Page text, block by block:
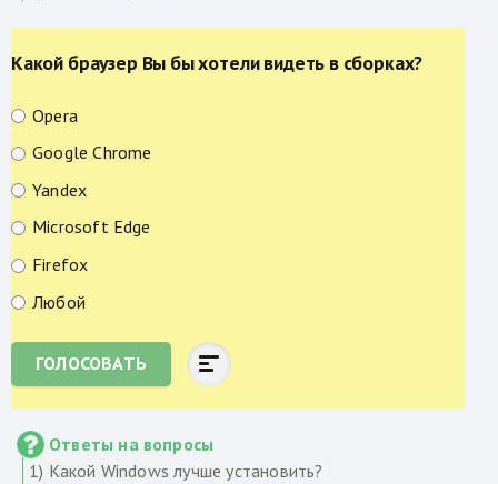
Какой браузер Вы бы хотели видеть в сборках?
Opera
Google Chrome
Yandex
Microsoft Edge
Firefox
Любой
ГОЛОСОВАТЬ
Ответы на вопросы
1) Какой Windows лучше установить?